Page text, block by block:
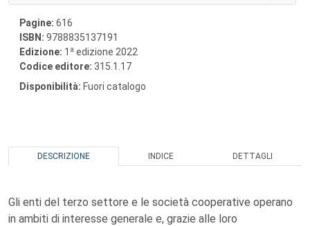
Pagine: 616
ISBN: 9788835137191
Edizione: 1 a edizione 2022
Codice editore: 315.1.17
Disponibilità: Fuori catalogo
DESCRIZIONE INDICE DETTAGLI
Gli enti del terzo settore e le società cooperative operano
in ambiti di interesse generale e, grazie alle loro